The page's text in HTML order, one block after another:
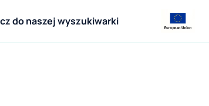
do naszej wyszukiwarki